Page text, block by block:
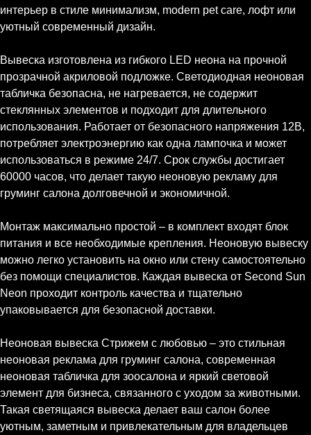
интерьер в стиле минимализм, modern pet care, лофт или
уютный современный дизайн.
Вывеска изготовлена из гибкого LED неона на прочной
прозрачной акриловой подложке. Светодиодная неоновая
табличка безопасна, не нагревается, не содержит
стеклянных элементов и подходит для длительного
использования. Работает от безопасного напряжения 12В,
потребляет электроэнергию как одна лампочка и может
использоваться в режиме 24/7. Срок службы достигает
60000 часов, что делает такую неоновую рекламу для
груминг салона долговечной и экономичной.
Монтаж максимально простой – в комплект входят блок
питания и все необходимые крепления. Неоновую вывеску
можно легко установить на окно или стену самостоятельно
без помощи специалистов. Каждая вывеска от Second Sun
Neon проходит контроль качества и тщательно
упаковывается для безопасной доставки.
Неоновая вывеска Стрижем с любовью – это стильная
неоновая реклама для груминг салона, современная
неоновая табличка для зоосалона и яркий световой
элемент для бизнеса, связанного с уходом за животными.
Такая светящаяся вывеска делает ваш салон более
уютным, заметным и привлекательным для владельцев